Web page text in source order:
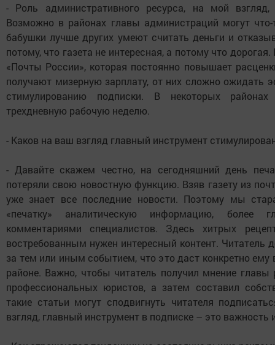
- Роль административного ресурса, на мой взгляд,
Возможно в районах главы администраций могут что-
бабушки лучше других умеют считать деньги и
потому, что газета не интересная, а потому что
«Почты России», которая постоянно повышает
получают мизерную зарплату, от них сложно ожидать
стимулированию подписки. В некоторых
трехдневную рабочую неделю.
- Каков на ваш взгляд главный инструмент
- Давайте скажем честно, на сегодняшний день
потеряли свою новостную функцию. Взяв газету из
уже знает все последние новости. Поэтому мы
«печатку» аналитическую информацию, более
комментариями специалистов. Здесь хитрых
востребованным нужен интересный контент. Читатель
за тем или иным событием, что это даст конкретно ему
районе. Важно, чтобы читатель получил мнение главы
профессиональных юристов, а затем составил
такие статьи могут сподвигнуть читателя
взгляд, главный инструмент в подписке – это важность